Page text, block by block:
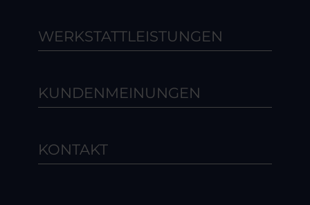
WERKSTATTLEISTUNGEN
KUNDENMEINUNGEN
KONTAKT